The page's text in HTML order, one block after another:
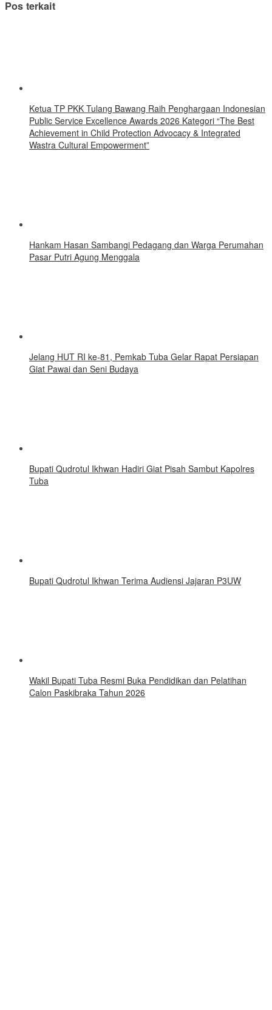
Pos terkait
Ketua TP PKK Tulang Bawang Raih Penghargaan Indonesian
Public Service Excellence Awards 2026 Kategori “The Best
Achievement in Child Protection Advocacy & Integrated
Wastra Cultural Empowerment”
Hankam Hasan Sambangi Pedagang dan Warga Perumahan
Pasar Putri Agung Menggala
Jelang HUT RI ke-81, Pemkab Tuba Gelar Rapat Persiapan
Giat Pawai dan Seni Budaya
Bupati Qudrotul Ikhwan Hadiri Giat Pisah Sambut Kapolres
Tuba
Bupati Qudrotul Ikhwan Terima Audiensi Jajaran P3UW
Wakil Bupati Tuba Resmi Buka Pendidikan dan Pelatihan
Calon Paskibraka Tahun 2026